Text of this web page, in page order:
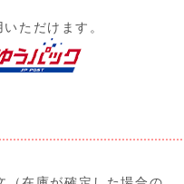
ただけます。